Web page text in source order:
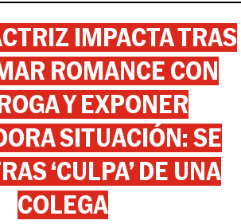
IMPACTA TRAS
ROMANCE CON
Y EXPONER
SITUACIÓN: SE
‘CULPA’ DE UNA
COLEGA